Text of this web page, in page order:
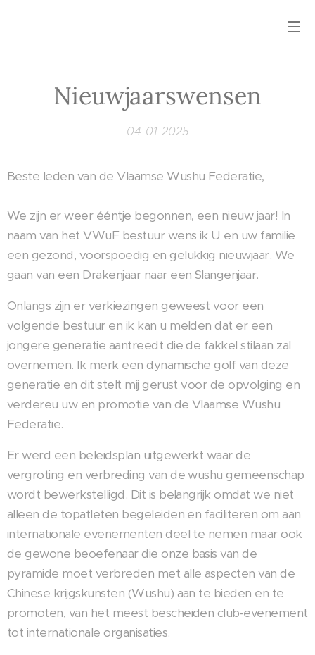
Nieuwjaarswensen
04-01-2025
Beste leden van de Vlaamse Wushu Federatie,
We zijn er weer ééntje begonnen, een nieuw jaar! In
naam van het VWuF bestuur wens ik U en uw familie
een gezond, voorspoedig en gelukkig nieuwjaar. We
gaan van een Drakenjaar naar een Slangenjaar.
Onlangs zijn er verkiezingen geweest voor een
volgende bestuur en ik kan u melden dat er een
jongere generatie aantreedt die de fakkel stilaan zal
overnemen. Ik merk een dynamische golf van deze
generatie en dit stelt mij gerust voor de opvolging en
verdereu uw en promotie van de Vlaamse Wushu
Federatie.
Er werd een beleidsplan uitgewerkt waar de
vergroting en verbreding van de wushu gemeenschap
wordt bewerkstelligd. Dit is belangrijk omdat we niet
alleen de topatleten begeleiden en faciliteren om aan
internationale evenementen deel te nemen maar ook
de gewone beoefenaar die onze basis van de
pyramide moet verbreden met alle aspecten van de
Chinese krijgskunsten (Wushu) aan te bieden en te
promoten, van het meest bescheiden club-evenement
tot internationale organisaties.